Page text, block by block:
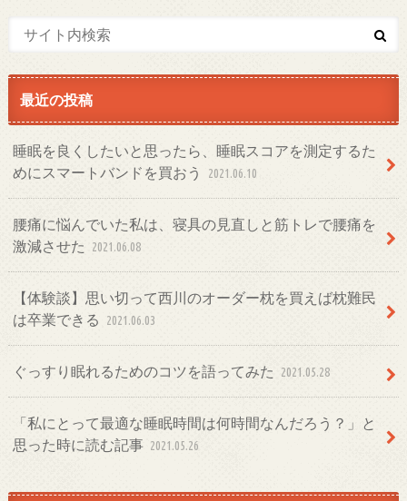
最近の投稿
睡眠を良くしたいと思ったら、睡眠スコアを測定するた
めにスマートバンドを買おう
2021.06.10
腰痛に悩んでいた私は、寝具の見直しと筋トレで腰痛を
激減させた
2021.06.08
【体験談】思い切って西川のオーダー枕を買えば枕難民
は卒業できる
2021.06.03
ぐっすり眠れるためのコツを語ってみた 2021.05.28
「私にとって最適な睡眠時間は何時間なんだろう？」と
思った時に読む記事 2021.05.26